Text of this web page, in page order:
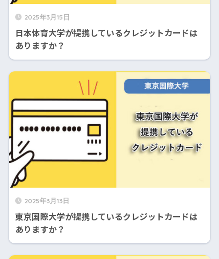
2025年3月15日
日本体育大学が提携しているクレジットカードは
ありますか？
2025年3月13日
東京国際大学が提携しているクレジットカードは
ありますか？